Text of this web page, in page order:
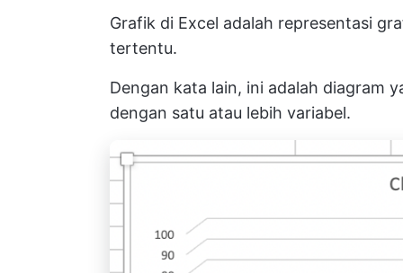
Grafik di Excel adalah representasi
tertentu.
Dengan kata lain, ini adalah diagram
dengan satu atau lebih variabel.